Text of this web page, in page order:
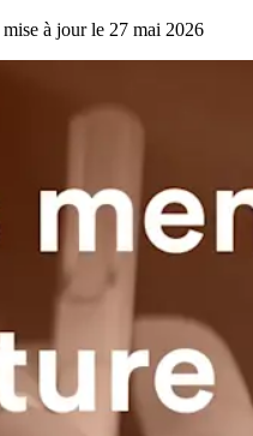
mise à jour le 27 mai 2026